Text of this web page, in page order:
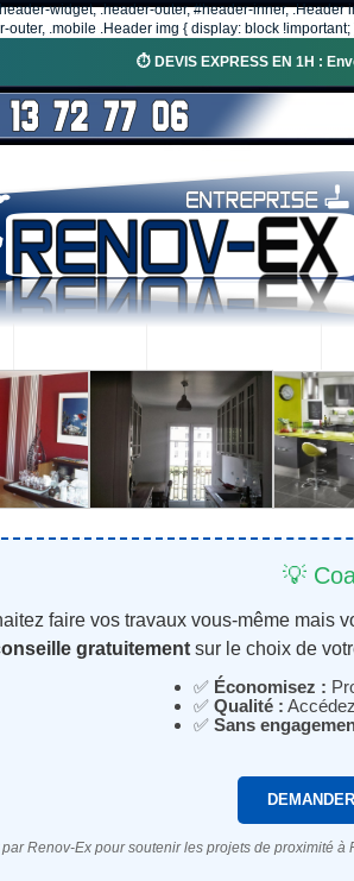
widget, .header-outer, #header-inner,
.mobile .Header img { display: block !important;
⏱️ DEVIS EXPRESS EN 1H :
💡
faire vos travaux vous-même mais
gratuitement sur le choix de
✅ Économisez :
✅ Qualité :
✅ Sans
Renov-Ex pour soutenir les projets de proximité à